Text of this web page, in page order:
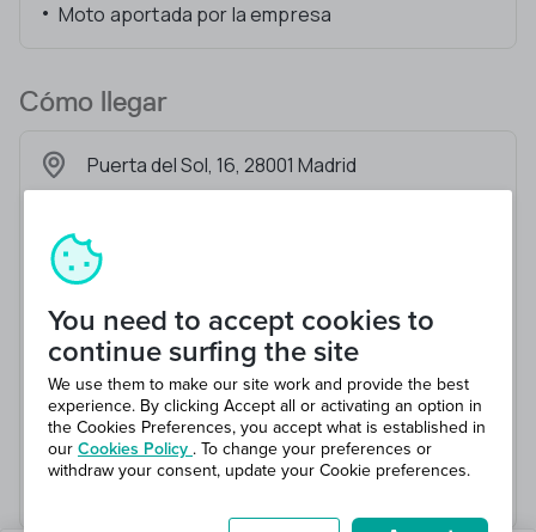
Moto aportada por la empresa
Cómo llegar
Puerta del Sol, 16, 28001 Madrid
You need to accept cookies to
continue surfing the site
We use them to make our site work and provide the best
experience. By clicking Accept all or activating an option in
the Cookies Preferences, you accept what is established in
our Cookies Policy . To change your preferences or
withdraw your consent, update your Cookie preferences.